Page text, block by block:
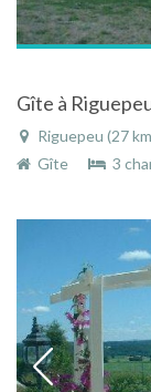
Riguepeu (27
Gîte
3